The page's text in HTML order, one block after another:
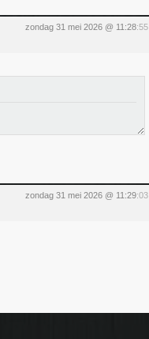
zondag 31 mei 2026 @ 11:28:55
zondag 31 mei 2026 @ 11:29:03